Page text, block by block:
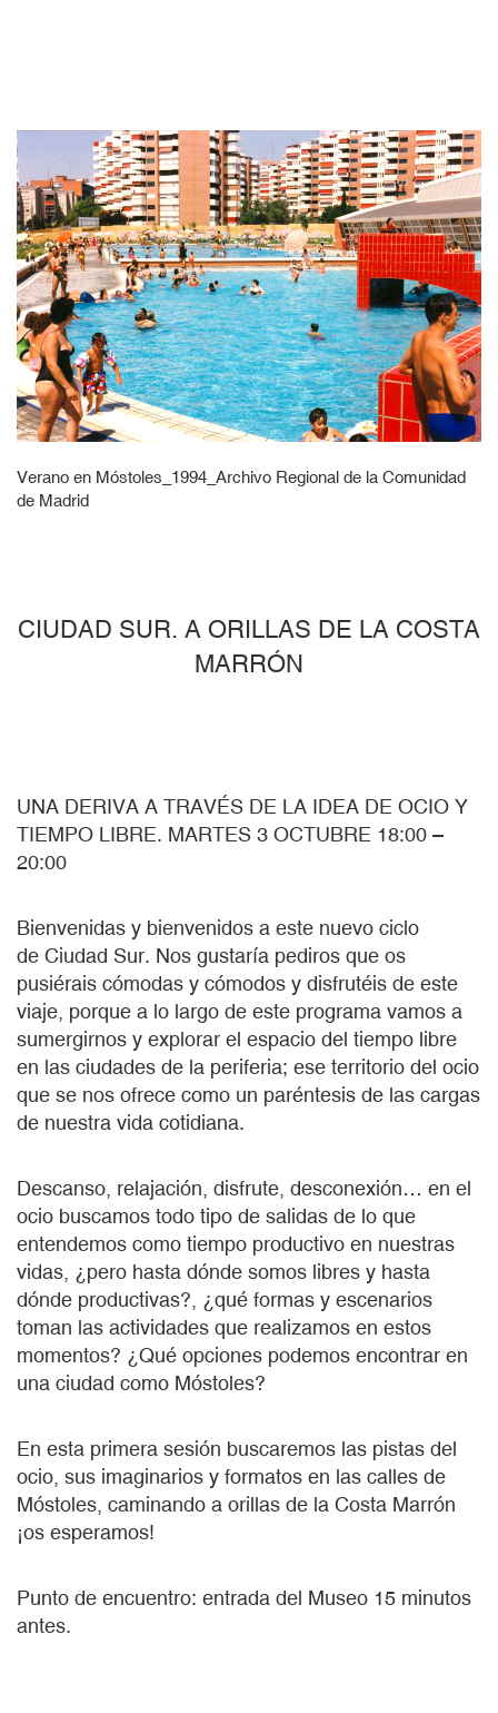
Verano en Móstoles_1994_Archivo Regional de la Comunidad
de Madrid
CIUDAD SUR. A ORILLAS DE LA COSTA
MARRÓN
UNA DERIVA A TRAVÉS DE LA IDEA DE OCIO Y
TIEMPO LIBRE. MARTES 3 OCTUBRE 18:00 –
20:00
Bienvenidas y bienvenidos a este nuevo ciclo
de Ciudad Sur. Nos gustaría pediros que os
pusiérais cómodas y cómodos y disfrutéis de este
viaje, porque a lo largo de este programa vamos a
sumergirnos y explorar el espacio del tiempo libre
en las ciudades de la periferia; ese territorio del ocio
que se nos ofrece como un paréntesis de las cargas
de nuestra vida cotidiana.
Descanso, relajación, disfrute, desconexión… en el
ocio buscamos todo tipo de salidas de lo que
entendemos como tiempo productivo en nuestras
vidas, ¿pero hasta dónde somos libres y hasta
dónde productivas?, ¿qué formas y escenarios
toman las actividades que realizamos en estos
momentos? ¿Qué opciones podemos encontrar en
una ciudad como Móstoles?
En esta primera sesión buscaremos las pistas del
ocio, sus imaginarios y formatos en las calles de
Móstoles, caminando a orillas de la Costa Marrón
¡os esperamos!
Punto de encuentro: entrada del Museo 15 minutos
antes.